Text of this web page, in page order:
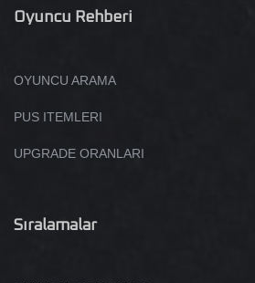
Oyuncu Rehberi
OYUNCU ARAMA
PUS ITEMLERI
UPGRADE ORANLARI
Sıralamalar